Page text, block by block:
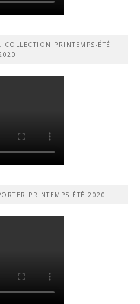
PRINTEMPS-ÉTÉ
PRINTEMPS ÉTÉ 2020